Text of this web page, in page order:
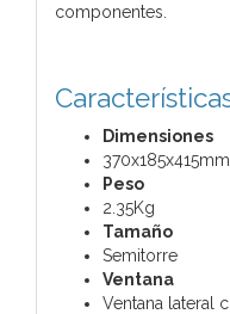
componentes.
Dimensiones
Peso
2.35Kg
Tamaño
Semitorre
Ventana
Ventana lateral